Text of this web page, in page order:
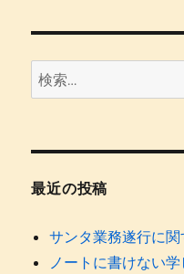
ン
検
索:
最近の投稿
サンタ業務遂行に
ノートに書けない